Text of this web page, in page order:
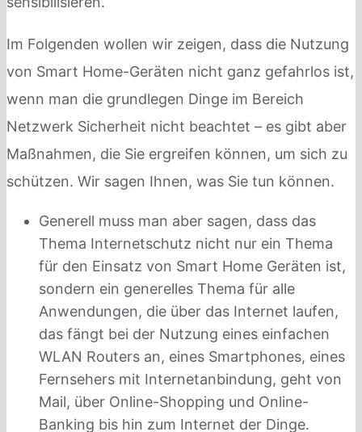
Im Folgenden wollen wir zeigen, dass die Nutzung
von Smart Home-Geräten nicht ganz gefahrlos ist,
wenn man die grundlegen Dinge im Bereich
Netzwerk Sicherheit nicht beachtet – es gibt aber
Maßnahmen, die Sie ergreifen können, um sich zu
schützen. Wir sagen Ihnen, was Sie tun können.
Generell muss man aber sagen, dass das
Thema Internetschutz nicht nur ein Thema
für den Einsatz von Smart Home Geräten ist,
sondern ein generelles Thema für alle
Anwendungen, die über das Internet laufen,
das fängt bei der Nutzung eines einfachen
WLAN Routers an, eines Smartphones, eines
Fernsehers mit Internetanbindung, geht von
Mail, über Online-Shopping und Online-
Banking bis hin zum Internet der Dinge.